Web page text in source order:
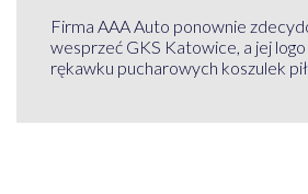
Firma AAA Auto ponownie
wesprzeć GKS Katowice, a jej logo
rękawku pucharowych koszulek